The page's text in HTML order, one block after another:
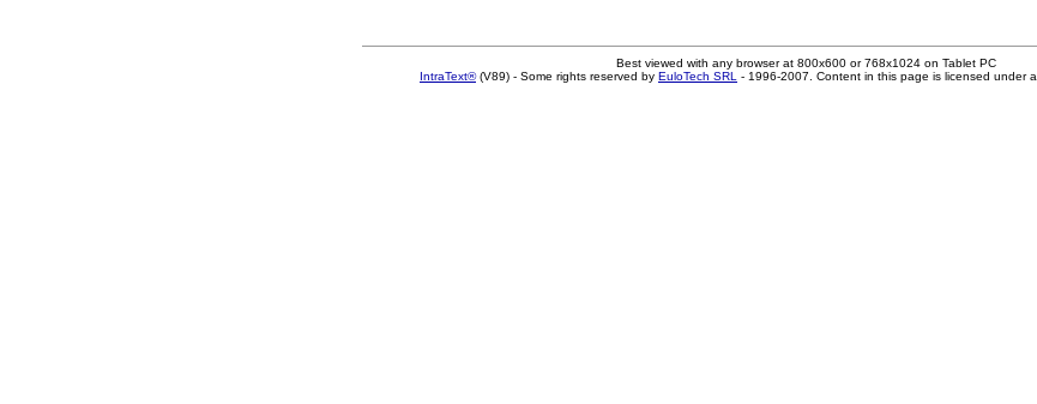
Best viewed with any browser at 800x600 or 768x1024 on Tablet PC
IntraText®(V89) - Some rights reserved by EuloTech SRL - 1996-2007. Content in this page is licensed under a